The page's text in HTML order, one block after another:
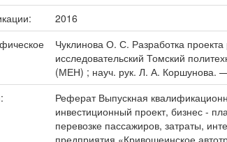
2016
Чуклинова О. С. Разработка
исследовательский Томский
(МЕН) ; науч. рук. Л. А. Коршунова.
Реферат Выпускная
инвестиционный проект, бизнес -
перевозке пассажиров, затраты,
предприятия «Кривошеинское